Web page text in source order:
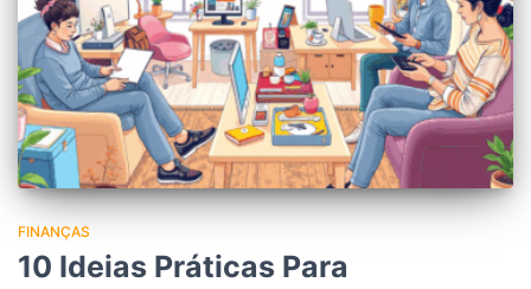
FINANÇAS
10 Ideias Práticas Para